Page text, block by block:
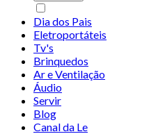
Dia dos Pais
Eletroportáteis
Tv's
Brinquedos
Ar e Ventilação
Áudio
Servir
Blog
Canal da Le